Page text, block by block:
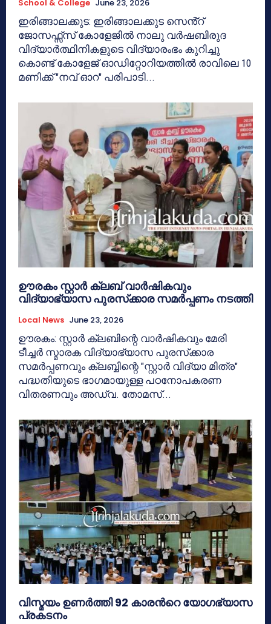
School & College June 23, 2026
ഇരിങ്ങാലക്കുട: ഇരിങ്ങാലക്കുട സെൻ്റ്
ജോസഫ്സ്സ് കോളേജിൽ നാലു വർഷബിരുദ
വിദ്യാർത്ഥിനികളുടെ വിദ്യാരംഭം കുറിച്ചു
കൊണ്ട് കോളേജ് ഓഡിറ്റോറിയത്തിൽ രാവിലെ 10
മണിക്ക് "നവ് ഓറ" പരിപാടി...
ഊരകം സ്റ്റാർ ക്ലബ് വാർഷികവും
വിദ്യാഭ്യാസ പുരസ്‌ക്കാര സമർപ്പണം നടത്തി
Local News June 23, 2026
ഊരകം: സ്റ്റാർ ക്ലബിന്റെ വാർഷികവും മേരി
ടീച്ചർ സ്മാരക വിദ്യാഭ്യാസ പുരസ്‌ക്കാര
സമർപ്പണവും ക്ലബ്ബിന്റെ "സ്റ്റാർ വിദ്യാ മിത്ര"
പദ്ധതിയുടെ ഭാഗമായുള്ള പഠനോപകരണ
വിതരണവും അഡ്വ. തോമസ്...
വിസ്മയം ഉണർത്തി 92 കാരൻറെ യോഗഭ്യാസ
പ്രകടനം